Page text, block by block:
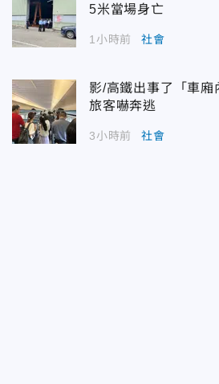
5米當場身亡
1小時前 社會
影/高鐵出事了「車廂
旅客嚇奔逃
3小時前 社會